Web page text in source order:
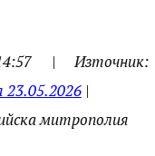
|
|
митрополия